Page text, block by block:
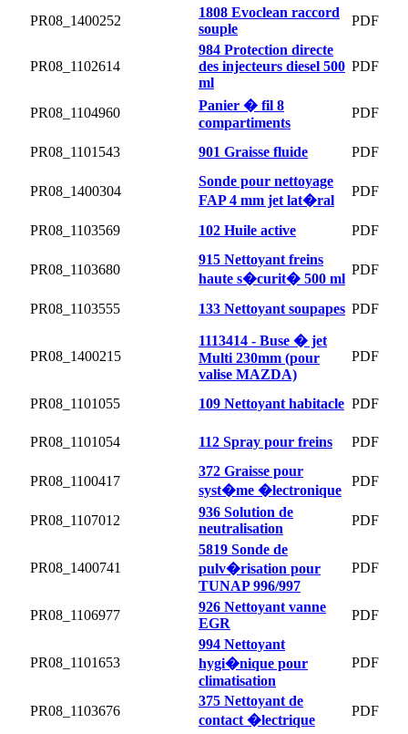
PR08_1400252
1808 Evoclean raccord
souple
PDF
PR08_1102614
984 Protection directe
des injecteurs diesel 500
ml
PDF
PR08_1104960
Panier � fil 8
compartiments
PDF
PR08_1101543 901 Graisse fluide PDF
PR08_1400304
Sonde pour nettoyage
FAP 4 mm jet lat�ral
PDF
PR08_1103569 102 Huile active PDF
PR08_1103680
915 Nettoyant freins
haute s�curit� 500 ml
PDF
PR08_1103555 133 Nettoyant soupapes PDF
PR08_1400215
1113414 - Buse � jet
Multi 230mm (pour
valise MAZDA)
PDF
PR08_1101055 109 Nettoyant habitacle PDF
PR08_1101054 112 Spray pour freins PDF
PR08_1100417
372 Graisse pour
syst�me �lectronique
PDF
PR08_1107012
936 Solution de
neutralisation
PDF
PR08_1400741
5819 Sonde de
pulv�risation pour
TUNAP 996/997
PDF
PR08_1106977
926 Nettoyant vanne
EGR
PDF
PR08_1101653
994 Nettoyant
hygi�nique pour
climatisation
PDF
PR08_1103676
375 Nettoyant de
contact �lectrique
PDF